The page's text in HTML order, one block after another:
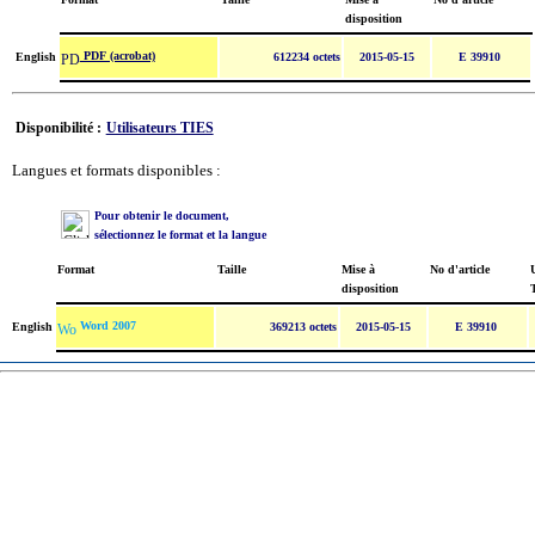
disposition
English PDF (acrobat) 612234 octets 2015-05-15 E 39910
Disponibilité : Utilisateurs TIES
Langues et formats disponibles :
Pour obtenir le document,
sélectionnez le format et la langue
Format Taille
Mise à
disposition
No d'article
English Word 2007 369213 octets 2015-05-15 E 39910